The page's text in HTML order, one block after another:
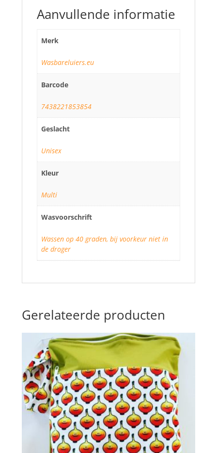
Aanvullende informatie
Merk
Wasbareluiers.eu
Barcode
7438221853854
Geslacht
Unisex
Kleur
Multi
Wasvoorschrift
Wassen op 40 graden, bij voorkeur niet in
de droger
Gerelateerde producten